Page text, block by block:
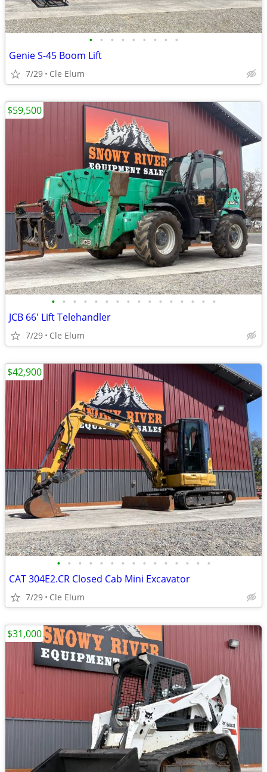
• • • • • • • • •
Genie S-45 Boom Lift
7/29 Cle Elum
• • • • • • • • • • • • • • • •
JCB 66' Lift Telehandler
7/29 Cle Elum
$59,500
• • • • • • • • • • • • • • •
CAT 304E2.CR Closed Cab Mini Excavator
7/29 Cle Elum
$42,900
$31,000